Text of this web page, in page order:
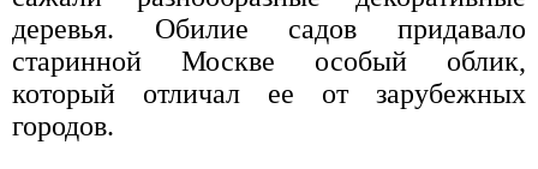
деревья. Обилие садов придавало
старинной Москве особый облик,
который отличал ее от зарубежных
городов.